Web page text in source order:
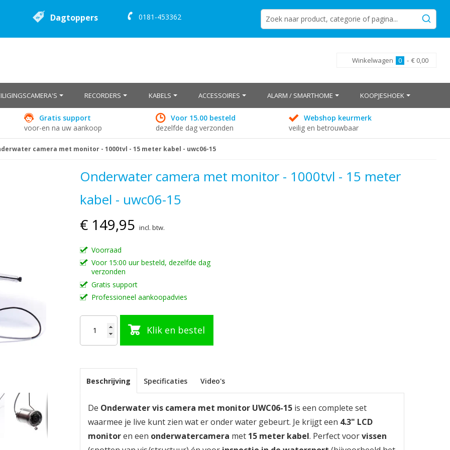
Dagtoppers 0181-453362
Winkelwagen 0 - € 0,00
RECORDERS KABELS ACCESSOIRES ALARM / SMARTHOME KOOPJESHOEK
Gratis support
voor-en na uw aankoop
Voor 15.00 besteld
dezelfde dag verzonden
Webshop keurmerk
veilig en betrouwbaar
camera met monitor - 1000tvl - 15 meter kabel - uwc06-15
Onderwater camera met monitor - 1000tvl - 15 meter
kabel - uwc06-15
€ 149,95 incl. btw.
Voorraad
Voor 15:00 uur besteld, dezelfde dag
verzonden
Gratis support
Professioneel aankoopadvies
Klik en bestel
Beschrijving
De Onderwater vis camera met monitor UWC06-15 is een complete set
waarmee je live kunt zien wat er onder water gebeurt. Je krijgt een 4.3" LCD
monitoren een onderwatercamera met 15 meter kabel. Perfect voorvissen
Specificaties Video's